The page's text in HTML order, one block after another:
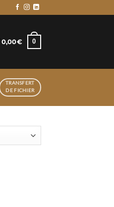
0,00€ 0
TRANSFERT
DE FICHIER